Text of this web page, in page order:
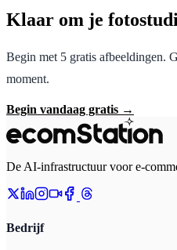
Klaar om je
Begin met 5 gratis afbeeldingen.
moment.
Begin vandaag gratis →
De AI-infrastructuur voor e-
Bedrijf